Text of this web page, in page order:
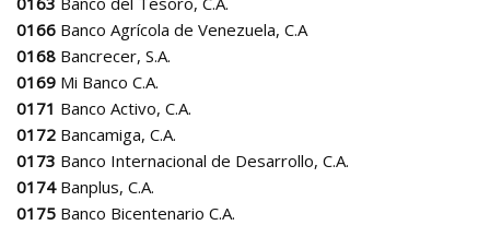
0166 Banco Agrícola de Venezuela, C.A
0168 Bancrecer, S.A.
0169 Mi Banco C.A.
0171 Banco Activo, C.A.
0172 Bancamiga, C.A.
0173 Banco Internacional de Desarrollo, C.A.
0174Banplus, C.A.
0175 Banco Bicentenario C.A.